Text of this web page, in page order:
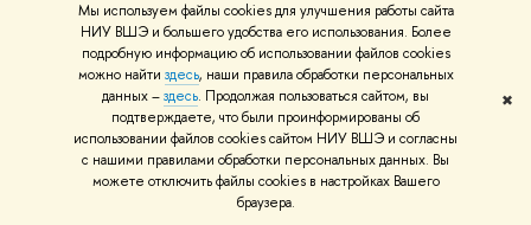
Мы используем файлы cookies для улучшения работы сайта
НИУ ВШЭ и большего удобства его использования. Более
подробную информацию об использовании файлов cookies
можно найти здесь, наши правила обработки персональных
данных –здесь. Продолжая пользоваться сайтом, вы
подтверждаете, что были проинформированы об
использовании файлов cookies сайтом НИУ ВШЭ и согласны
с нашими правилами обработки персональных данных. Вы
можете отключить файлы cookies в настройках Вашего
браузера.
✖
Питерской Вышки, 303 из них — с отличием. К
празднику присоединились почти 6000 гостей:
выпускники образовательных программ
бакалавриата и магистратуры, их родные и
близкие, а также преподаватели и наставники.
8 июля